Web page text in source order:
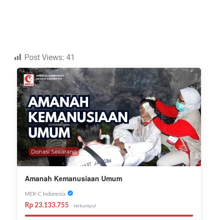
Post Views: 41
Amanah Kemanusiaan Umum
MER-C Indonesia
Rp 23.133.755 terkumpul